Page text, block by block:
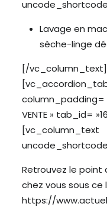
Lavage en
sèche-linge
[/
column_padding=
VENTE » tab_id=
[vc_column_text
Retrouvez le point
chez vous sous ce
https://